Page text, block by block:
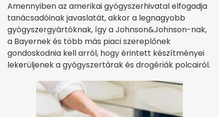
Amennyiben az amerikai gyógyszerhivatal elfogadja
tanácsadóinak javaslatát, akkor a legnagyobb
gyógyszergyártóknak, így a Johnson&Johnson-nak,
a Bayernek és több más piaci szereplőnek
gondoskodnia kell arról, hogy érintett készítményei
lekerüljenek a gyógyszertárak és drogériák polcairól.